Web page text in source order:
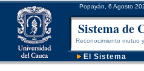
Popayán, 6 Agosto
Sistema de
Reconocimiento mutuo
El Sistema